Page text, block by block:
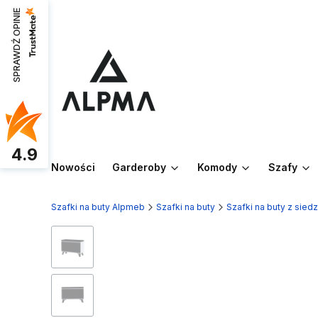
Nowości Garderoby Komody Szafy
Szafki na buty Alpmeb Szafki na buty Szafki na buty z
SPRAWDŹ OPINIE
4.9